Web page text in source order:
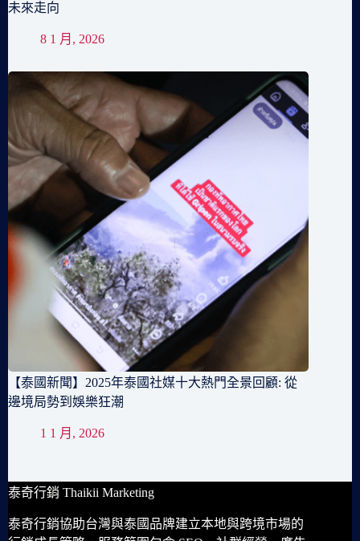
未來走向
8 1 月, 2026
【泰國新聞】2025年泰國社媒十大熱門全景回顧: 從
邊境局勢到娛樂狂潮
1 1 月, 2026
泰奇行銷 Thaikii Marketing
泰奇行銷協助台灣與泰國品牌建立本地與跨境市場的